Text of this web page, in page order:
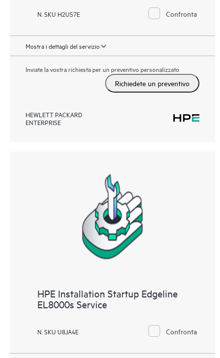
N. SKU H2US7E Confronta
Mostra i dettagli del servizio
Inviate la vostra richiesta per un preventivo personalizzato
Richiedete un preventivo
HEWLETT PACKARD
ENTERPRISE
HPE Installation Startup Edgeline
EL8000s Service
N. SKU U8JA4E Confronta